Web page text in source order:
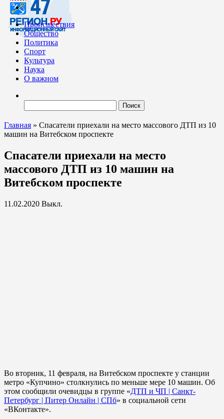
Происшествия
Общество
Политика
Спорт
Культура
Наука
О важном
Главная » Спасатели приехали на место массового ДТП из 10
машин на Витебском проспекте
Спасатели приехали на место
массового ДТП из 10 машин на
Витебском проспекте
11.02.2020 Выкл.
Во вторник, 11 февраля, на Витебском проспекте у станции
метро «Купчино» столкнулись по меньше мере 10 машин. Об
этом сообщили очевидцы в группе «ДТП и ЧП | Санкт-
Петербург | Питер Онлайн | СПб» в социальной сети
«ВКонтакте».